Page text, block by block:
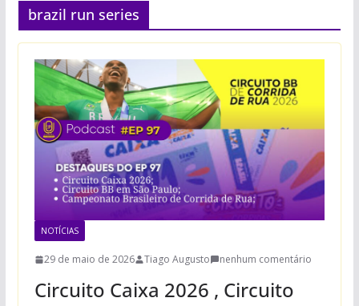
brazil run series
NOTÍCIAS
29 de maio de 2026 Tiago Augusto nenhum comentário
Circuito Caixa 2026 , Circuito